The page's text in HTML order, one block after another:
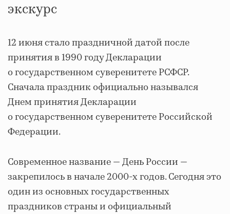
экскурс
12 июня стало праздничной датой после
принятия в 1990 году Декларации
о государственном суверенитете РСФСР.
Сначала праздник официально назывался
Днем принятия Декларации
о государственном суверенитете Российской
Федерации.
Современное название — День России —
закрепилось в начале 2000-х годов. Сегодня это
один из основных государственных
праздников страны и официальный